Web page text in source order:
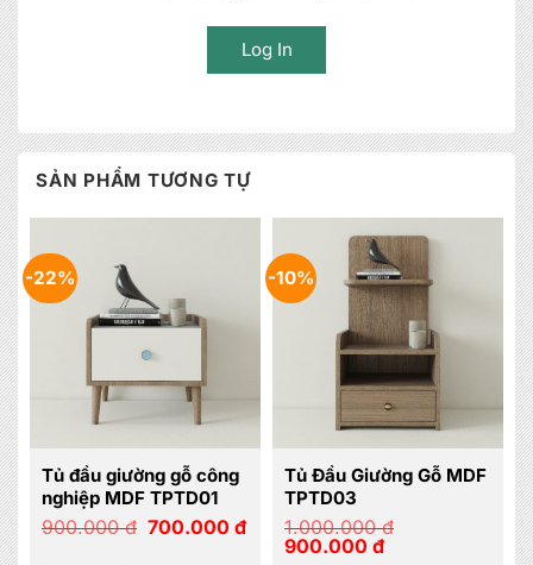
Log In
SẢN PHẨM TƯƠNG TỰ
-22%
Tủ đầu giường gỗ công
nghiệp MDF TPTD01
900.000đ Giá
gốc
700.000 đGiá
hiện
-10%
Tủ Đầu Giường Gỗ MDF
TPTD03
1.000.000đ
Giá
gốc
900.000 đGiá